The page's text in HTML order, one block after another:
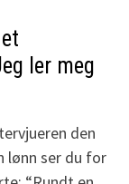
ler meg
den
lønn ser du for